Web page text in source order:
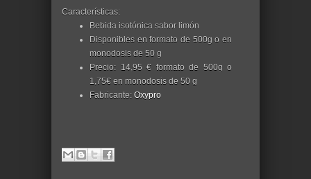
Características:
Bebida isotónica sabor limón
Disponibles en formato de 500g o en
monodosis de 50 g
Precio: 14,95 € formato de 500g o
1,75€ en monodosis de 50 g
Fabricante: Oxypro